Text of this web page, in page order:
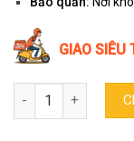
GIAO SIÊU
Hạt dưa sạch